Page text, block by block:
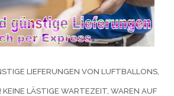
LIEFERUNGEN VON LUFTBALLONS,
KEINE LÄSTIGE WARTEZEIT, WAREN AUF